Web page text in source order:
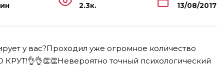
2.3к. 13/08/2017
у вас?Проходил уже огромное количество
КРУТ!👌👌👏👏Невероятно точный психологический